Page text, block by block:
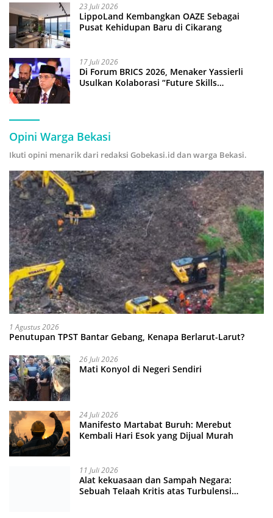
23 Juli 2026
LippoLand Kembangkan OAZE Sebagai
Pusat Kehidupan Baru di Cikarang
17 Juli 2026
Di Forum BRICS 2026, Menaker Yassierli
Usulkan Kolaborasi “Future Skills
Opini Warga Bekasi
Ikuti opini menarik dari redaksi Gobekasi.id dan warga Bekasi.
1 Agustus 2026
Penutupan TPST Bantar Gebang, Kenapa Berlarut-Larut?
26 Juli 2026
Mati Konyol di Negeri Sendiri
24 Juli 2026
Manifesto Martabat Buruh: Merebut
Kembali Hari Esok yang Dijual Murah
11 Juli 2026
Alat kekuasaan dan Sampah Negara:
Sebuah Telaah Kritis atas Turbulensi